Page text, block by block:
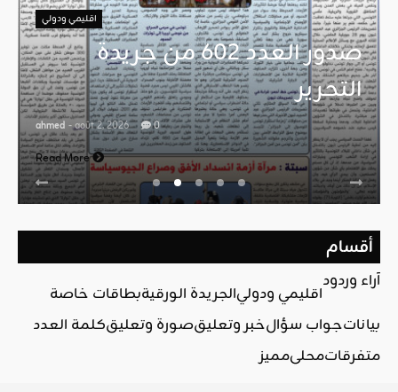
اقليمي ودولي
صدور العدد 602 من جريدة
التحرير
ahmed - août 2, 2026 0
Read More
أقسام
آراء وردود
اقليمي ودوليالجريدة الورقيةبطاقات خاصة
بياناتجواب سؤالخبر وتعليقصورة وتعليقكلمة العدد
متفرقاتمحليمميز